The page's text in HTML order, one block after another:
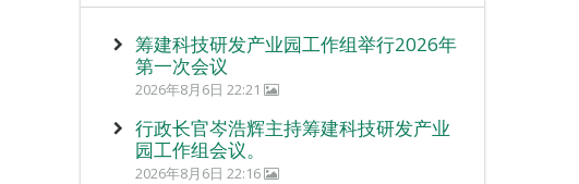
筹建科技研发产业园工作组举行2026年
第一次会议
2026年8月6日 22:21
行政长官岑浩辉主持筹建科技研发产业
园工作组会议。
2026年8月6日 22:16